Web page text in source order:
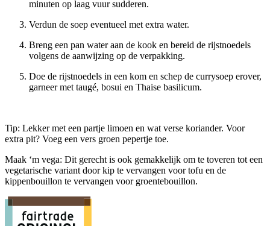
minuten op laag vuur sudderen.
Verdun de soep eventueel met extra water.
Breng een pan water aan de kook en bereid de rijstnoedels
volgens de aanwijzing op de verpakking.
Doe de rijstnoedels in een kom en schep de currysoep erover,
garneer met taugé, bosui en Thaise basilicum.
Tip: Lekker met een partje limoen en wat verse koriander. Voor
extra pit? Voeg een vers groen pepertje toe.
Maak ‘m vega: Dit gerecht is ook gemakkelijk om te toveren tot een
vegetarische variant door kip te vervangen voor tofu en de
kippenbouillon te vervangen voor groentebouillon.